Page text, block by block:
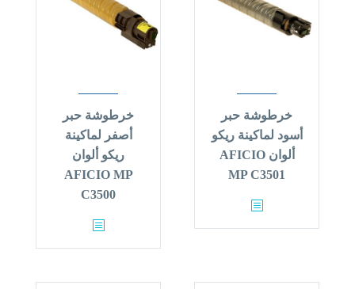
خرطوشة حبر
أسود لماكينة ريكو
ألوان AFICIO
MP C3501
خرطوشة حبر
أصفر لماكينة
ريكو ألوان
AFICIO MP
C3500